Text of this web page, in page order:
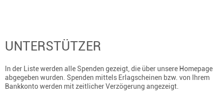
UNTERSTÜTZER
In der Liste werden alle Spenden gezeigt, die über unsere Homepage
abgegeben wurden. Spenden mittels Erlagscheinen bzw. von Ihrem
Bankkonto werden mit zeitlicher Verzögerung angezeigt.